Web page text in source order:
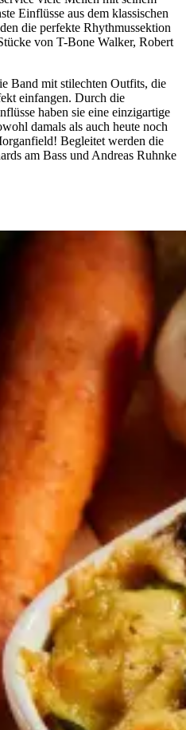
Einflüsse aus dem klassischen
die perfekte Rhythmussektion
von T-Bone Walker, Robert
Band mit stilechten Outfits, die
einfangen. Durch die
haben sie eine einzigartige
damals als auch heute noch
Begleitet werden die
am Bass und Andreas Ruhnke